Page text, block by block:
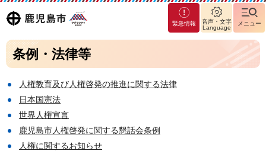
鹿児島
市
マグ
マシ
ティ
鹿児
島市
緊急情報
音声・文字
Language
メニュー
条例・法律等
人権教育及び人権啓発の推進に関する法律
日本国憲法
世界人権宣言
鹿児島市人権啓発に関する懇話会条例
人権に関するお知らせ